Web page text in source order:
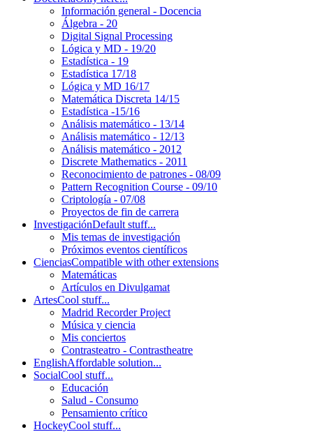
Información general - Docencia
Álgebra - 20
Digital Signal Processing
Lógica y MD - 19/20
Estadística - 19
Estadística 17/18
Lógica y MD 16/17
Matemática Discreta 14/15
Estadística -15/16
Análisis matemático - 13/14
Análisis matemático - 12/13
Análisis matemático - 2012
Discrete Mathematics - 2011
Reconocimiento de patrones - 08/09
Pattern Recognition Course - 09/10
Criptología - 07/08
Proyectos de fin de carrera
InvestigaciónDefault stuff...
Mis temas de investigación
Próximos eventos científicos
CienciasCompatible with other extensions
Matemáticas
Artículos en Divulgamat
ArtesCool stuff...
Madrid Recorder Project
Música y ciencia
Mis conciertos
Contrasteatro - Contrastheatre
EnglishAffordable solution...
SocialCool stuff...
Educación
Salud - Consumo
Pensamiento crítico
HockeyCool stuff...